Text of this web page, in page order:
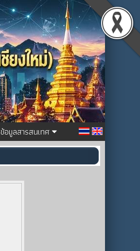
ข้อมูลสารสนเทศ